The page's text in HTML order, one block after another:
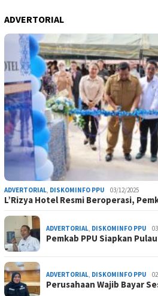
ADVERTORIAL
ADVERTORIAL, DISKOMINFO PPU 03/12/2025
L’Rizya Hotel Resmi Beroperasi,
ADVERTORIAL, DISKOMINFO PPU
Pemkab PPU Siapkan
ADVERTORIAL, DISKOMINFO PPU
Perusahaan Wajib Bayar